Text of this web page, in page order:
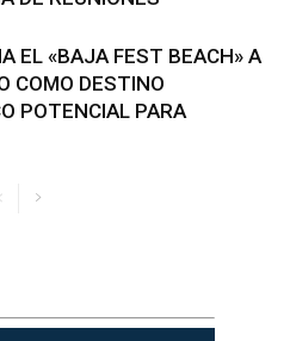
EL «BAJA FEST BEACH» A
COMO DESTINO
POTENCIAL PARA